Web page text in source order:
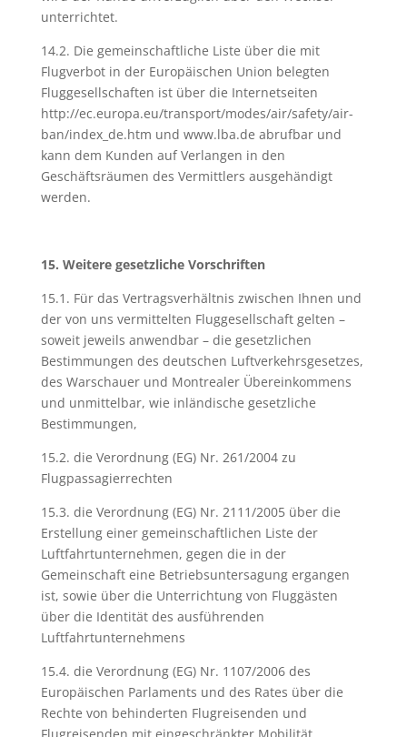
unterrichtet.
14.2. Die gemeinschaftliche Liste über die mit
Flugverbot in der Europäischen Union belegten
Fluggesellschaften ist über die Internetseiten
http://ec.europa.eu/transport/modes/air/safety/air-
ban/index_de.htm und www.lba.de abrufbar und
kann dem Kunden auf Verlangen in den
Geschäftsräumen des Vermittlers ausgehändigt
werden.
15. Weitere gesetzliche Vorschriften
15.1. Für das Vertragsverhältnis zwischen Ihnen und
der von uns vermittelten Fluggesellschaft gelten –
soweit jeweils anwendbar – die gesetzlichen
Bestimmungen des deutschen Luftverkehrsgesetzes,
des Warschauer und Montrealer Übereinkommens
und unmittelbar, wie inländische gesetzliche
Bestimmungen,
15.2. die Verordnung (EG) Nr. 261/2004 zu
Flugpassagierrechten
15.3. die Verordnung (EG) Nr. 2111/2005 über die
Erstellung einer gemeinschaftlichen Liste der
Luftfahrtunternehmen, gegen die in der
Gemeinschaft eine Betriebsuntersagung ergangen
ist, sowie über die Unterrichtung von Fluggästen
über die Identität des ausführenden
Luftfahrtunternehmens
15.4. die Verordnung (EG) Nr. 1107/2006 des
Europäischen Parlaments und des Rates über die
Rechte von behinderten Flugreisenden und